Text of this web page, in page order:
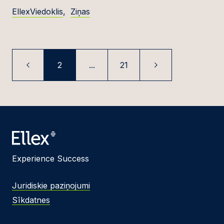
EllexViedoklis, Ziņas
2 ... 21
Experience Success
Juridiskie paziņojumi
Sīkdatnes